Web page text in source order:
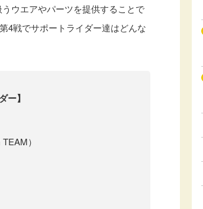
ウエアやパーツを提供することで
4戦でサポートライダー達はどんな
ー】
）